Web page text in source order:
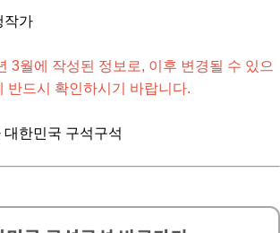
작가
3월에 작성된 정보로, 이후 변경될 수 있으
반드시 확인하시기 바랍니다.
한민국 구석구석